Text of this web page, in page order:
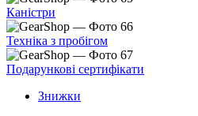
Каністри
Техніка з пробігом
Подарункові сертифікати
Знижки